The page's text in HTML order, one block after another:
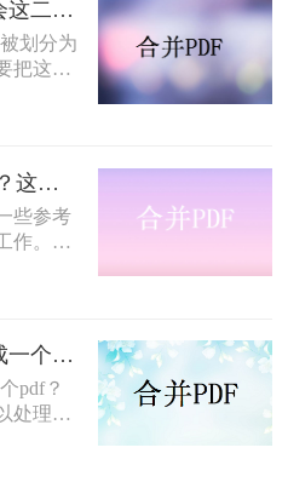
pdf如何合并成一页？学会这二招一分钟搞定！太方便了
划分为
把这些
多个pdf
就来给
起来看
怎么把6页pdf变成1页pdf？这两个方法你可以放心用
些参考
作。然
材料是
把它
，我们
我们的
小编想
6页pdf
需要
如何将几个pdf文件合并成一个pdf？这3个简便的方法，快速合并多个pdf文件！
pdf？
处理的
个
事实